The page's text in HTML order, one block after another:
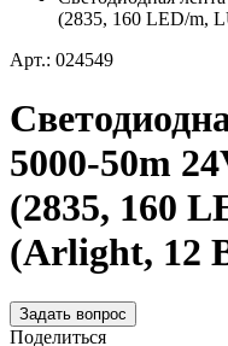
(2835, 160 LED/m,
Арт.: 024549
5000-50m
(2835, 160
(Arlight, 12
Задать вопрос
Поделиться